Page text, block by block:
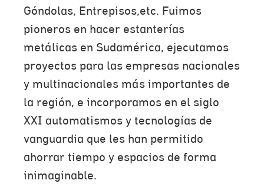
Góndolas, Entrepisos,etc. Fuimos
pioneros en hacer estanterías
metálicas en Sudamérica, ejecutamos
proyectos para las empresas nacionales
y multinacionales más importantes de
la región, e incorporamos en el siglo
XXI automatismos y tecnologías de
vanguardia que les han permitido
ahorrar tiempo y espacios de forma
inimaginable.